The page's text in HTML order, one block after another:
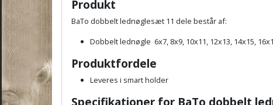
Produkt
BaTo dobbelt lednøglesæt 11 dele består af:
Dobbelt lednøgle 6x7, 8x9, 10x11, 12x13, 14x15,
Produktfordele
Leveres i smart holder
Specifikationer for BaTo dobbelt